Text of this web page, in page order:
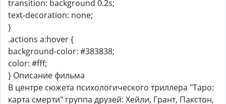
transition: background 0.2s;
text-decoration: none;
}
.actions a:hover {
background-color: #383838;
color: #fff;
} Описание фильма
В центре сюжета психологического триллера "Таро:
карта смерти" группа друзей: Хейли, Грант, Пакстон,